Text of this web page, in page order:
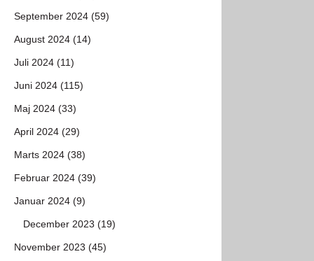
September 2024 (59)
August 2024 (14)
Juli 2024 (11)
Juni 2024 (115)
Maj 2024 (33)
April 2024 (29)
Marts 2024 (38)
Februar 2024 (39)
Januar 2024 (9)
December 2023 (19)
November 2023 (45)